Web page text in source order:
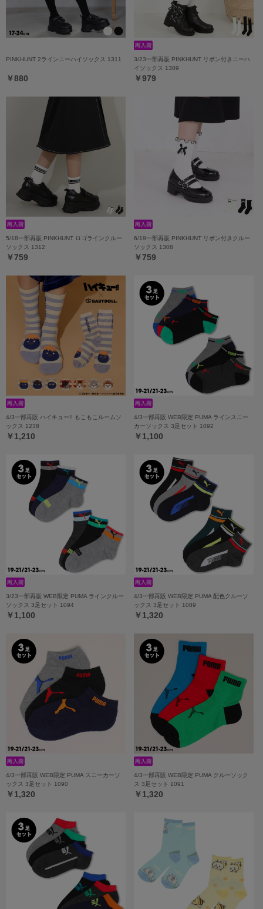
PINKHUNT 2ラインニーハイソックス 1311
￥880
3/23一部再販 PINKHUNT リボン付きニーハ
イソックス 1309
￥979
5/18一部再販 PINKHUNT ロゴラインクルー
ソックス 1312
￥759
6/19一部再販 PINKHUNT リボン付きクルー
ソックス 1308
￥759
4/3一部再販 ハイキュー!! もこもこルームソ
ックス 1238
￥1,210
4/3一部再販 WEB限定 PUMA ラインスニー
カーソックス 3足セット 1092
￥1,100
3/23一部再販 WEB限定 PUMA ラインクルー
ソックス 3足セット 1094
￥1,100
4/3一部再販 WEB限定 PUMA 配色クルーソ
ックス 3足セット 1089
￥1,320
4/3一部再販 WEB限定 PUMA スニーカーソ
ックス 3足セット 1090
￥1,320
4/3一部再販 WEB限定 PUMA クルーソック
ス 3足セット 1091
￥1,320